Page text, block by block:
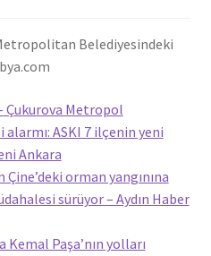
Belediyesindeki
Çukurova Metropol
alarmı: ASKI 7 ilçenin yeni
Ankara
Çine’deki orman yangınına
sürüyor – Aydın Haber
Paşa’nın yolları